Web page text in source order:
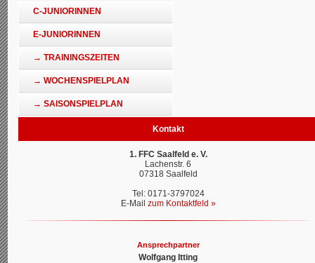
C-JUNIORINNEN
E-JUNIORINNEN
→ TRAININGSZEITEN
→ WOCHENSPIELPLAN
→ SAISONSPIELPLAN
Kontakt
1. FFC Saalfeld e. V.
Lachenstr. 6
07318 Saalfeld
Tel: 0171-3797024
E-Mail zum Kontaktfeld »
Ansprechpartner
Wolfgang Itting